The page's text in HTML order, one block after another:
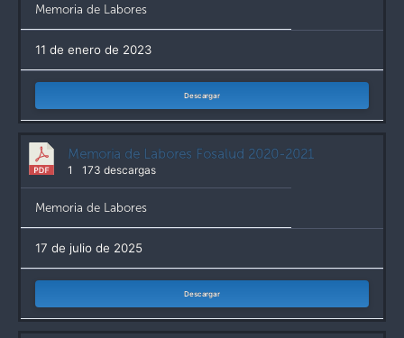
Memoria de Labores
11 de enero de 2023
Descargar
Memoria de Labores Fosalud 2020-2021
1 173 descargas
Memoria de Labores
17 de julio de 2025
Descargar